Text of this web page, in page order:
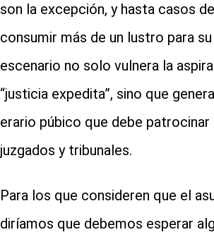
son la excepción, y hasta casos
consumir más de un lustro para
escenario no solo vulnera la
“justicia expedita”, sino que
erario púbico que debe
juzgados y tribunales.
Para los que consideren que el
diríamos que debemos esperar